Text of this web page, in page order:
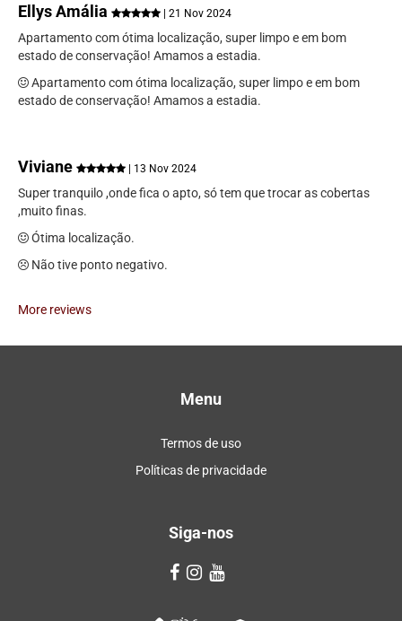
Ellys Amália | 21 Nov 2024
Apartamento com ótima localização, super limpo e em bom
estado de conservação! Amamos a estadia.
Apartamento com ótima localização, super limpo e em bom
estado de conservação! Amamos a estadia.
Viviane | 13 Nov 2024
Super tranquilo ,onde fica o apto, só tem que trocar as cobertas
,muito finas.
Ótima localização.
Não tive ponto negativo.
More reviews
Menu
Termos de uso
Políticas de privacidade
Siga-nos